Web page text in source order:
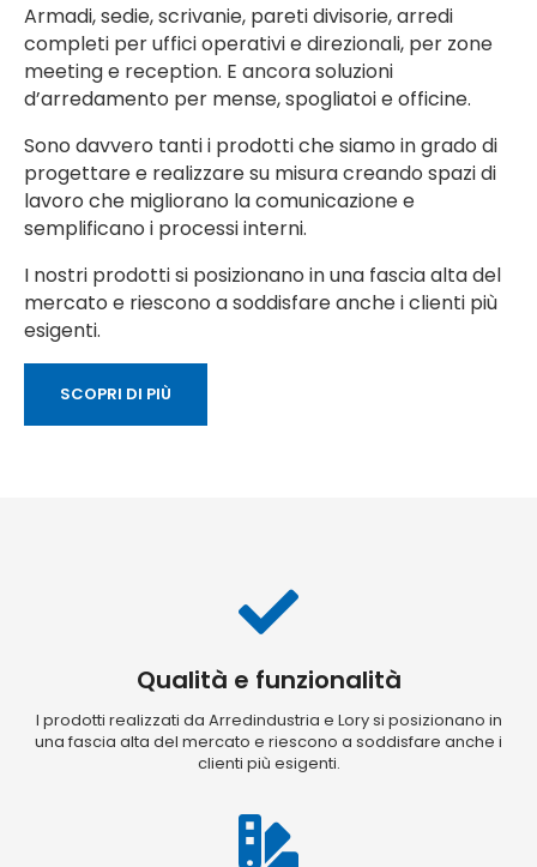
Armadi, sedie, scrivanie, pareti divisorie, arredi
completi per uffici operativi e direzionali, per zone
meeting e reception. E ancora soluzioni
d’arredamento per mense, spogliatoi e officine.
Sono davvero tanti i prodotti che siamo in grado di
progettare e realizzare su misura creando spazi di
lavoro che migliorano la comunicazione e
semplificano i processi interni.
I nostri prodotti si posizionano in una fascia alta del
mercato e riescono a soddisfare anche i clienti più
esigenti.
SCOPRI DI PIÙ
Qualità e funzionalità
I prodotti realizzati da Arredindustria e Lory si posizionano in
una fascia alta del mercato e riescono a soddisfare anche i
clienti più esigenti.